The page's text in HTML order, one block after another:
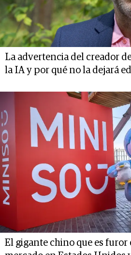
La advertencia del creador
la IA y por qué no la dejará
El gigante chino que es